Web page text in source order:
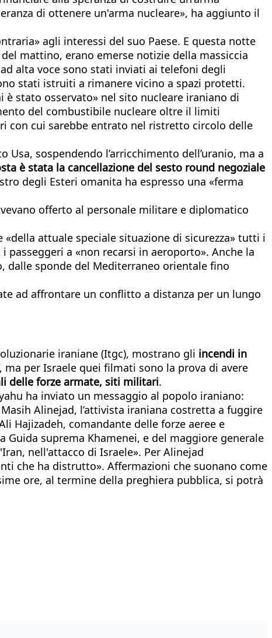
di ottenere un'arma nucleare», ha aggiunto il
agli interessi del suo Paese. E questa notte
mattino, erano emerse notizie della massiccia
alta voce sono stati inviati ai telefoni degli
stati istruiti a rimanere vicino a spazi protetti.
è stato osservato» nel sito nucleare iraniano di
del combustibile nucleare oltre il limiti
con cui sarebbe entrato nel ristretto circolo delle
Usa, sospendendo l’arricchimento dell’uranio, ma a
è stata la cancellazione del sesto round negoziale
degli Esteri omanita ha espresso una «ferma
offerto al personale militare e diplomatico
attuale speciale situazione di sicurezza» tutti i
a «non recarsi in aeroporto». Anche la
dalle sponde del Mediterraneo orientale fino
ad affrontare un conflitto a distanza per un lungo
iraniane (Itgc), mostrano gli incendi in
, ma per Israele quei filmati sono la prova di avere
delle forze armate, siti militari.
ha inviato un messaggio al popolo iraniano:
Alinejad, l’attivista iraniana costretta a fuggire
Hajizadeh, comandante delle forze aeree e
suprema Khamenei, e del maggiore generale
nell'attacco di Israele». Per Alinejad
che ha distrutto». Affermazioni che suonano come
ore, al termine della preghiera pubblica, si potrà